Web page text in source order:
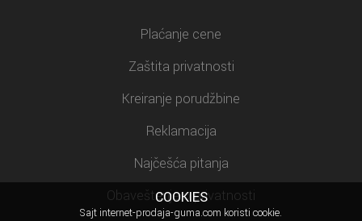
Plaćanje cene
Zaštita privatnosti
Kreiranje porudžbine
Reklamacija
Najčešća pitanja
Obaveštenje o privatnosti
COOKIES
Sajt internet-prodaja-guma.com koristi cookie.